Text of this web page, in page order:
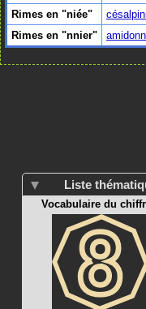
Rimes en "niée"
Rimes en "nnier"
Liste
Vocabulaire du